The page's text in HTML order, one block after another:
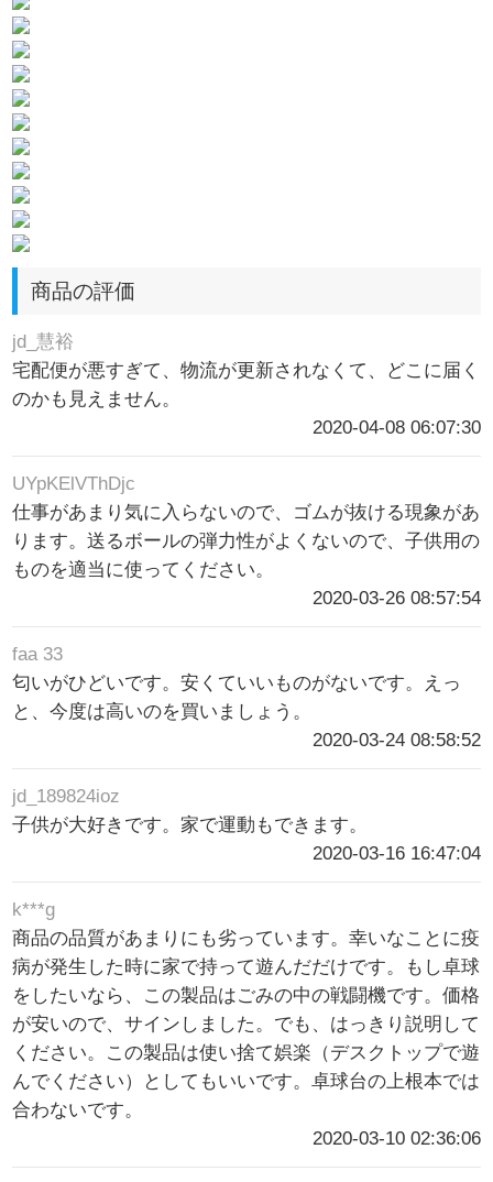
商品の評価
jd_慧裕
宅配便が悪すぎて、物流が更新されなくて、どこに届く
のかも見えません。
2020-04-08 06:07:30
UYpKElVThDjc
仕事があまり気に入らないので、ゴムが抜ける現象があ
ります。送るボールの弾力性がよくないので、子供用の
ものを適当に使ってください。
2020-03-26 08:57:54
faa 33
匂いがひどいです。安くていいものがないです。えっ
と、今度は高いのを買いましょう。
2020-03-24 08:58:52
jd_189824ioz
子供が大好きです。家で運動もできます。
2020-03-16 16:47:04
k***g
商品の品質があまりにも劣っています。幸いなことに疫
病が発生した時に家で持って遊んだだけです。もし卓球
をしたいなら、この製品はごみの中の戦闘機です。価格
が安いので、サインしました。でも、はっきり説明して
ください。この製品は使い捨て娯楽（デスクトップで遊
んでください）としてもいいです。卓球台の上根本では
合わないです。
2020-03-10 02:36:06